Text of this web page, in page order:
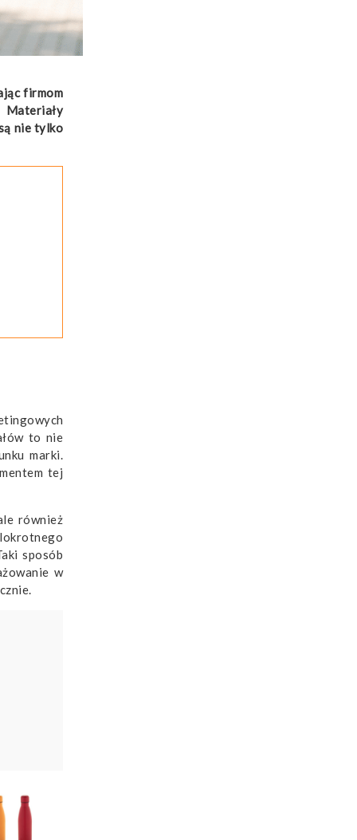
firmom
Materiały
nie tylko
to nie
marki.
tej
również
sposób
w